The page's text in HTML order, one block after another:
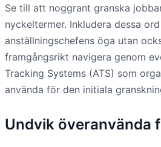
Se till att noggrant granska
nyckeltermer. Inkludera dessa
anställningschefens öga utan
framgångsrikt navigera genom
Tracking Systems (ATS) som
använda för den initiala
Undvik överanvända